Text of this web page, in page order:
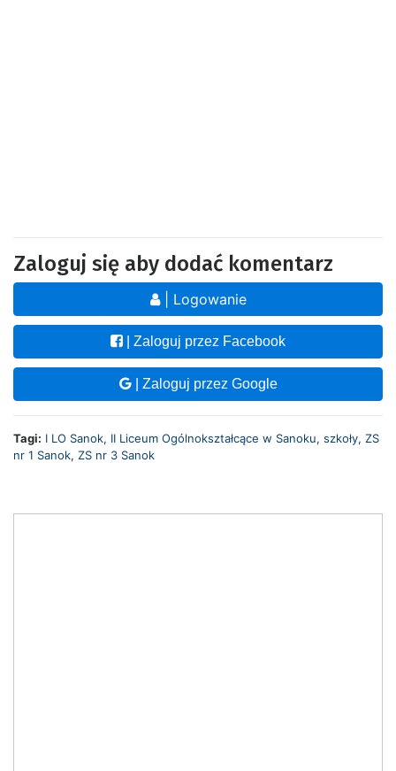
Zaloguj się aby dodać komentarz
| Logowanie
| Zaloguj przez Facebook
| Zaloguj przez Google
Tagi: I LO Sanok, II Liceum Ogólnokształcące w Sanoku, szkoły, ZS
nr 1 Sanok, ZS nr 3 Sanok